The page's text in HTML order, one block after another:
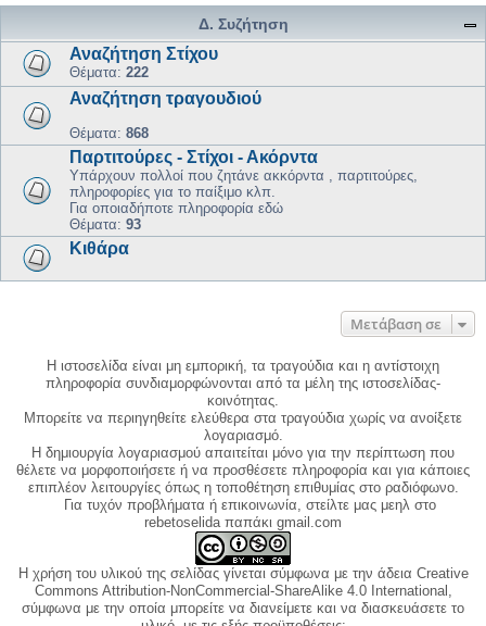
Δ. Συζήτηση
Αναζήτηση Στίχου
Θέματα: 222
Αναζήτηση τραγουδιού
Θέματα: 868
Παρτιτούρες - Στίχοι - Ακόρντα
Υπάρχουν πολλοί που ζητάνε ακκόρντα , παρτιτούρες,
πληροφορίες για το παίξιμο κλπ.
Για οποιαδήποτε πληροφορία εδώ
Θέματα: 93
Κιθάρα
Μετάβαση σε
Η ιστοσελίδα είναι μη εμπορική, τα τραγούδια και η αντίστοιχη
πληροφορία συνδιαμορφώνονται από τα μέλη της ιστοσελίδας-
κοινότητας.
Μπορείτε να περιηγηθείτε ελεύθερα στα τραγούδια χωρίς να ανοίξετε
λογαριασμό.
Η δημιουργία λογαριασμού απαιτείται μόνο για την περίπτωση που
θέλετε να μορφοποιήσετε ή να προσθέσετε πληροφορία και για κάποιες
επιπλέον λειτουργίες όπως η τοποθέτηση επιθυμίας στο ραδιόφωνο.
Για τυχόν προβλήματα ή επικοινωνία, στείλτε μας μεηλ στο
rebetoselida παπάκι gmail.com
Η χρήση του υλικού της σελίδας γίνεται σύμφωνα με την άδεια Creative
Commons Attribution-NonCommercial-ShareAlike 4.0 International,
σύμφωνα με την οποία μπορείτε να διανείμετε και να διασκευάσετε το